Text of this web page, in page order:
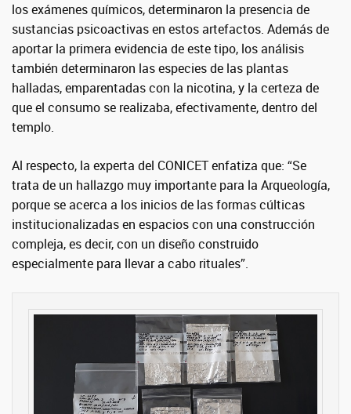
los exámenes químicos, determinaron la presencia de
sustancias psicoactivas en estos artefactos. Además de
aportar la primera evidencia de este tipo, los análisis
también determinaron las especies de las plantas
halladas, emparentadas con la nicotina, y la certeza de
que el consumo se realizaba, efectivamente, dentro del
templo.
Al respecto, la experta del CONICET enfatiza que: “Se
trata de un hallazgo muy importante para la Arqueología,
porque se acerca a los inicios de las formas cúlticas
institucionalizadas en espacios con una construcción
compleja, es decir, con un diseño construido
especialmente para llevar a cabo rituales”.